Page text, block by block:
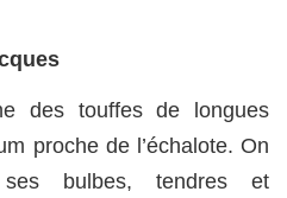
des touffes de longues
proche de l’échalote. On
bulbes, tendres et